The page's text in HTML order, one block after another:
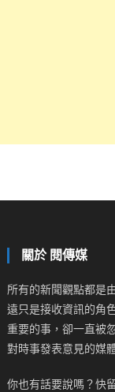
關於 閱傳媒
所有的新聞觀點都是
遠只是接收資訊的角
重要的事，卻一直被
對時事發表意見的媒
你也有話要說嗎？快